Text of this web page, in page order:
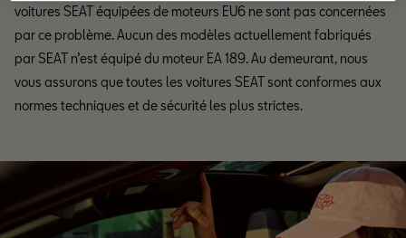
voitures SEAT équipées de moteurs EU6 ne sont pas concernées
par ce problème. Aucun des modèles actuellement fabriqués
par SEAT n’est équipé du moteur EA 189. Au demeurant, nous
vous assurons que toutes les voitures SEAT sont conformes aux
normes techniques et de sécurité les plus strictes.